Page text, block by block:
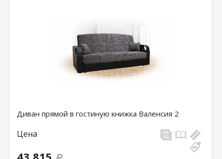
Диван прямой в гостиную книжка Валенсия 2
Цена